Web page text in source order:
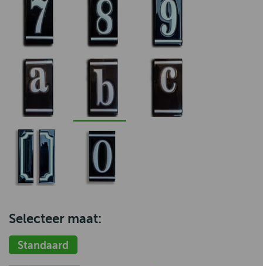
Selecteer maat:
Standaard